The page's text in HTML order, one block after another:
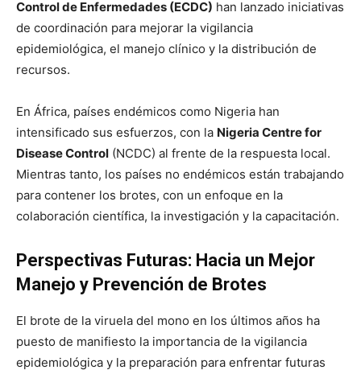
Control de Enfermedades (ECDC) han lanzado iniciativas
de coordinación para mejorar la vigilancia
epidemiológica, el manejo clínico y la distribución de
recursos.
En África, países endémicos como Nigeria han
intensificado sus esfuerzos, con la Nigeria Centre for
Disease Control (NCDC) al frente de la respuesta local.
Mientras tanto, los países no endémicos están trabajando
para contener los brotes, con un enfoque en la
colaboración científica, la investigación y la capacitación.
Perspectivas Futuras: Hacia un Mejor
Manejo y Prevención de Brotes
El brote de la viruela del mono en los últimos años ha
puesto de manifiesto la importancia de la vigilancia
epidemiológica y la preparación para enfrentar futuras